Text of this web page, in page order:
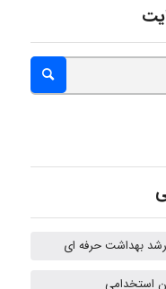
abolfazlkoshehe
استخدامی